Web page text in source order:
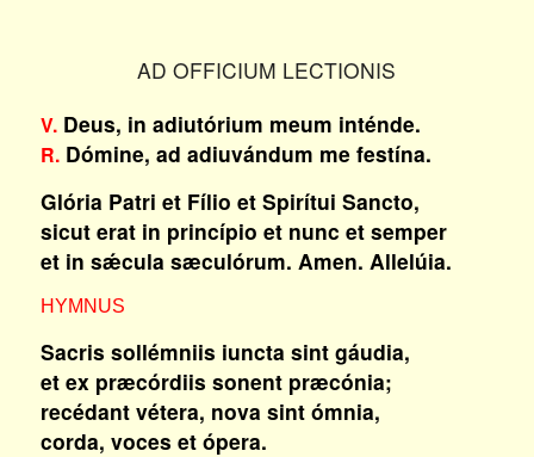
AD OFFICIUM LECTIONIS
V.Deus, in adiutórium meum inténde.
R.Dómine, ad adiuvándum me festína.
Glória Patri et Fílio et Spirítui Sancto,
sicut erat in princípio et nunc et semper
et in sǽcula sæculórum. Amen. Allelúia.
HYMNUS
Sacris sollémniis iuncta sint gáudia,
et ex præcórdiis sonent præcónia;
recédant vétera, nova sint ómnia,
corda, voces et ópera.